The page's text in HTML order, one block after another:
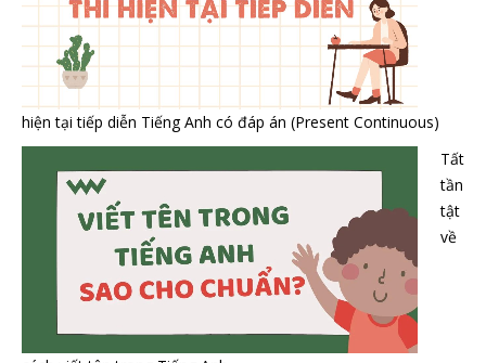
hiện tại tiếp diễn Tiếng Anh có đáp án (Present Continuous)
Tất
tần
tật
về